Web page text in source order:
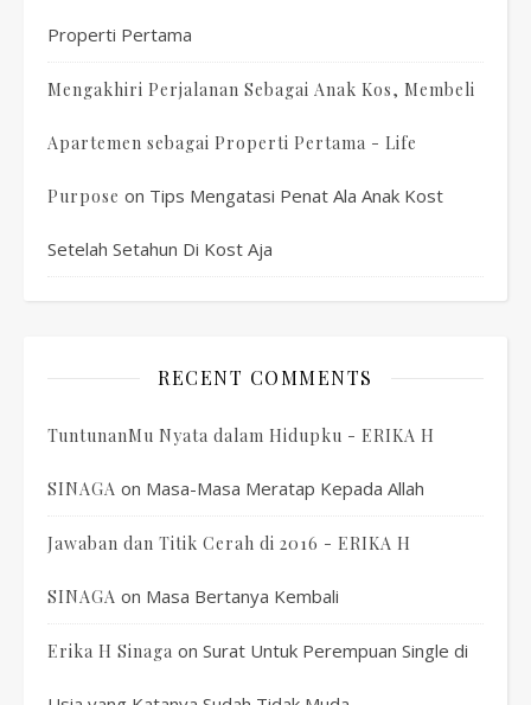
Properti Pertama
Mengakhiri Perjalanan Sebagai Anak Kos, Membeli
Apartemen sebagai Properti Pertama - Life
Purpose on Tips Mengatasi Penat Ala Anak Kost
Setelah Setahun Di Kost Aja
RECENT COMMENTS
TuntunanMu Nyata dalam Hidupku - ERIKA H
SINAGA on Masa-Masa Meratap Kepada Allah
Jawaban dan Titik Cerah di 2016 - ERIKA H
SINAGA on Masa Bertanya Kembali
Erika H Sinaga on Surat Untuk Perempuan Single di